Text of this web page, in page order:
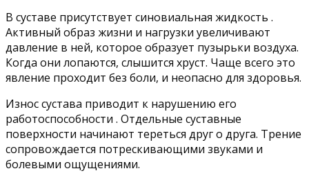
В суставе присутствует синовиальная жидкость .
Активный образ жизни и нагрузки увеличивают
давление в ней, которое образует пузырьки воздуха.
Когда они лопаются, слышится хруст. Чаще всего это
явление проходит без боли, и неопасно для здоровья.
Износ сустава приводит к нарушению его
работоспособности . Отдельные суставные
поверхности начинают тереться друг о друга. Трение
сопровождается потрескивающими звуками и
болевыми ощущениями.